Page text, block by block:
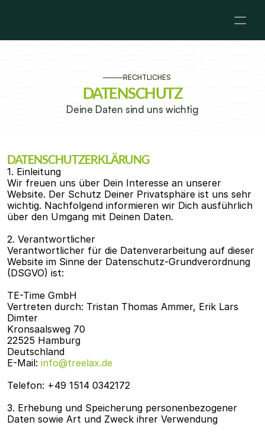
RECHTLICHES
DATENSCHUTZ
Deine Daten sind uns wichtig
DATENSCHUTZERKLÄRUNG
1. Einleitung
Wir freuen uns über Dein Interesse an unserer
Website. Der Schutz Deiner Privatsphäre ist uns sehr
wichtig. Nachfolgend informieren wir Dich ausführlich
über den Umgang mit Deinen Daten.
2. Verantwortlicher
Verantwortlicher für die Datenverarbeitung auf dieser
Website im Sinne der Datenschutz-Grundverordnung
(DSGVO) ist:
TE-Time GmbH
Vertreten durch: Tristan Thomas Ammer, Erik Lars
Dimter
Kronsaalsweg 70
22525 Hamburg
Deutschland
E-Mail: info@treelax.de
Telefon: +49 1514 0342172
3. Erhebung und Speicherung personenbezogener
Daten sowie Art und Zweck ihrer Verwendung